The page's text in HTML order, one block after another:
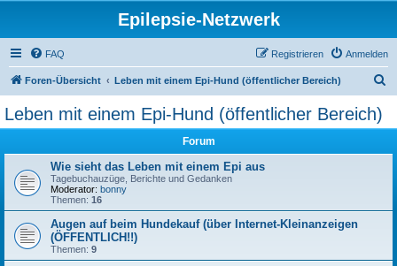
Epilepsie-Netzwerk
FAQ Anmelden
Registrieren
Foren-Übersicht Leben mit einem Epi-Hund (öffentlicher Bereich)
Leben mit einem Epi-Hund (öffentlicher Bereich)
Forum
Wie sieht das Leben mit einem Epi aus
Tagebuchauzüge, Berichte und Gedanken
Moderator: bonny
Themen: 16
Augen auf beim Hundekauf (über Internet-Kleinanzeigen
(ÖFFENTLICH!!)
Themen: 9